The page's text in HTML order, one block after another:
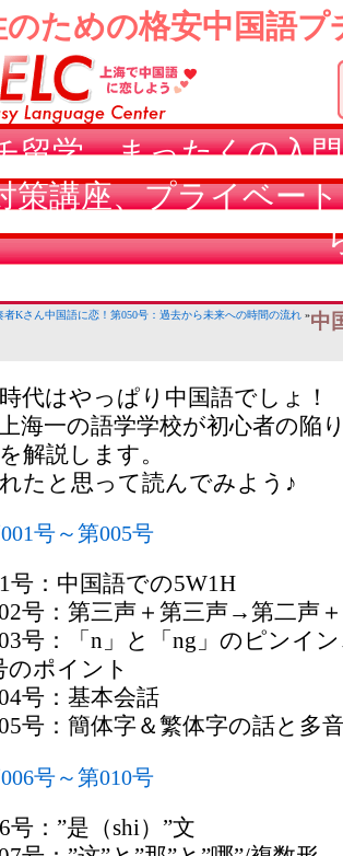
のための格安中国語
留学、まったくの入
策講座、プライベー
者Kさん中国語に恋！第050号：過去から未来への時間の流れ»中
代はやっぱり中国語でしょ！
海一の語学学校が初心者の陥
解説します。
たと思って読んでみよう♪
号～第005号
号：中国語での5W1H
号：第三声＋第三声→第二声
号：「n」と「ng」のピンイ
のポイント
号：基本会話
号：簡体字＆繁体字の話と多
号～第010号
号：”是（shi）”文